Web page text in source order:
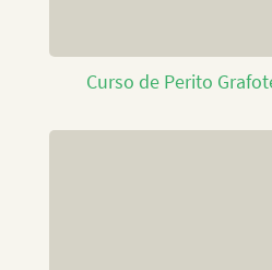
Curso de Perito